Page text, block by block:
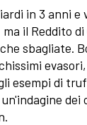
in 3 anni
il Reddito
sbagliate.
esempi di
dei